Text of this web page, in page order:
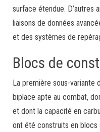
surface étendue. D’autres
liaisons de données
et des systèmes de
Blocs de
La première sous-variante
biplace apte au combat,
et dont la capacité en
ont été construits en